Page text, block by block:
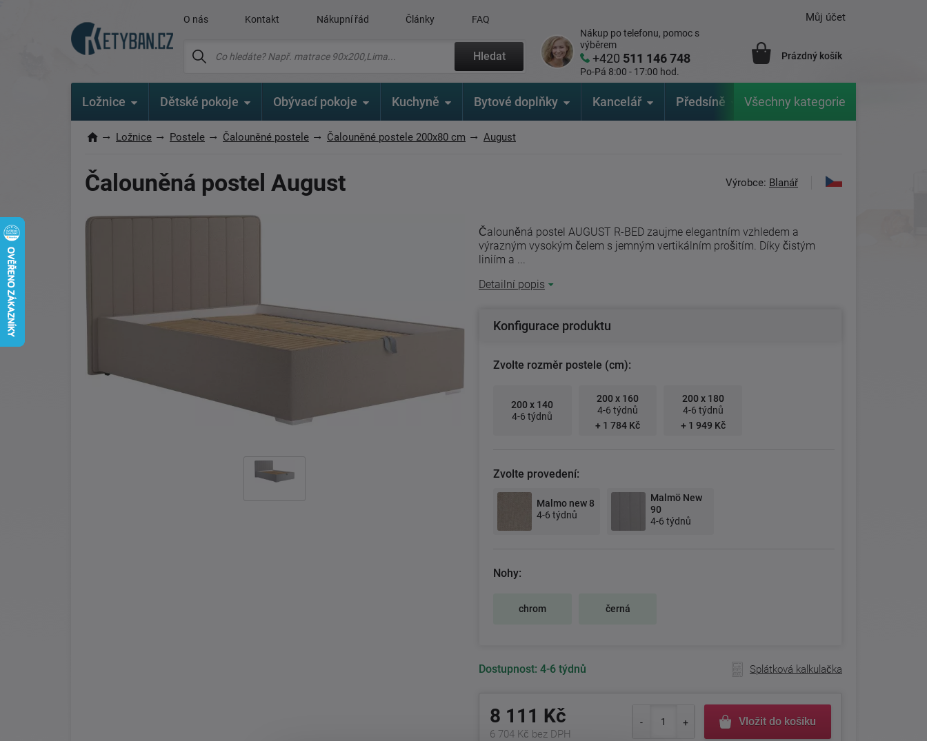
O nás Kontakt Nákupní řád Články FAQ
Hledat
Nákup po telefonu, pomoc s
výběrem
+420 511 146 748
Po-Pá 8:00 - 17:00 hod.
Můj účet
Prázdný košík
Ložnice Dětské pokoje Obývací pokoje Kuchyně Bytové doplňky Kancelář Předsíně Zahrada Značky
Všechny kategorie
Ložnice Postele Čalouněné postele Čalouněné postele 200x80 cm August
Čalouněná postel August Výrobce: Blanář
Čalouněná postel AUGUST R-BED zaujme elegantním vzhledem a
výrazným vysokým čelem s jemným vertikálním prošitím. Díky čistým
liniím a ...
Detailní popis
Konfigurace produktu
Zvolte rozměr postele (cm):
200 x 140
4-6 týdnů
200 x 160
4-6 týdnů
+ 1 784 Kč
200 x 180
4-6 týdnů
+ 1 949 Kč
Zvolte provedení:
Malmo new 8
4-6 týdnů
Malmö New
90
4-6 týdnů
Nohy:
chrom černá
Dostupnost: 4-6 týdnů Splátková kalkulačka
8 111 Kč
6 704 Kč bez DPH
Vložit do košíku